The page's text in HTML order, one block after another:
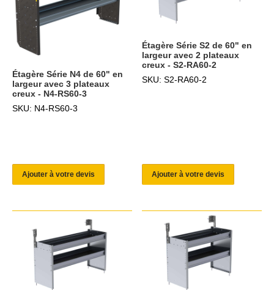
Étagère Série N4 de 60" en
largeur avec 3 plateaux
creux - N4-RS60-3
SKU: N4-RS60-3
Ajouter à votre devis
Étagère Série S2 de 60" en
largeur avec 2 plateaux
creux - S2-RA60-2
SKU: S2-RA60-2
Ajouter à votre devis